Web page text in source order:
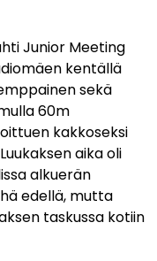
Junior Meeting
kentällä
sekä
60m
kakkoseksi
aika oli
alkuerän
edellä, mutta
taskussa kotiin